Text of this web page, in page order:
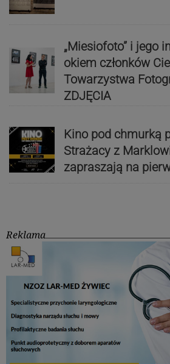
„Miesiofoto” i jego
okiem członków
Towarzystwa
ZDJĘCIA
Kino pod chmurką
Strażacy z
zapraszają na
Reklama